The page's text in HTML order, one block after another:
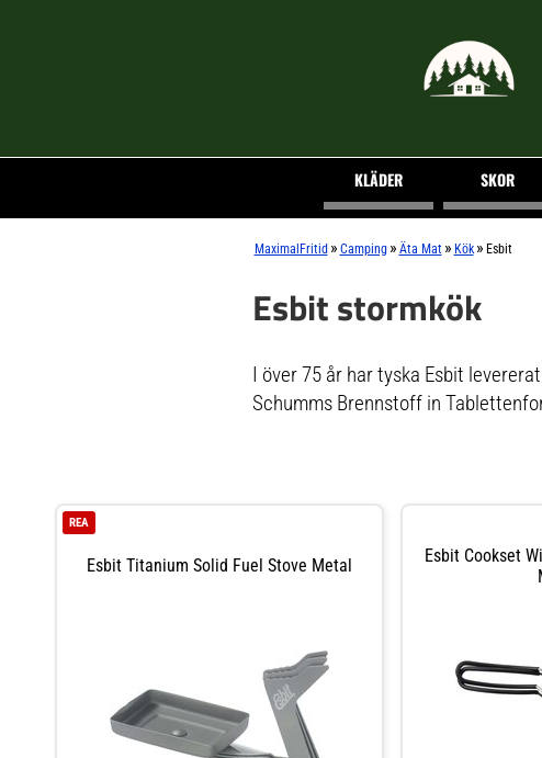
KLÄDER SKOR
MaximalFritid » Camping » Äta Mat » Kök » Esbit
Esbit stormkök
I över 75 år har tyska Esbit
Schumms Brennstoff in
Esbit Titanium Solid Fuel Stove Metal
REA
Esbit Cookset